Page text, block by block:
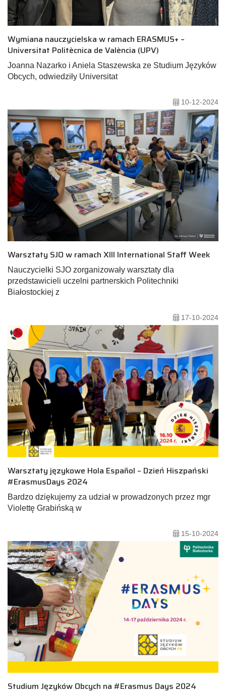
Wymiana nauczycielska w ramach ERASMUS+ –
Universitat Politècnica de València (UPV)
Joanna Nazarko i Aniela Staszewska ze Studium Języków
Obcych, odwiedziły Universitat
10-12-2024
Warsztaty SJO w ramach XIII International Staff Week
Nauczycielki SJO zorganizowały warsztaty dla
przedstawicieli uczelni partnerskich Politechniki
Białostockiej z
17-10-2024
Warsztaty językowe Hola Español – Dzień Hiszpański
#ErasmusDays 2024
Bardzo dziękujemy za udział w prowadzonych przez mgr
Violettę Grabińską w
15-10-2024
Studium Języków Obcych na #Erasmus Days 2024